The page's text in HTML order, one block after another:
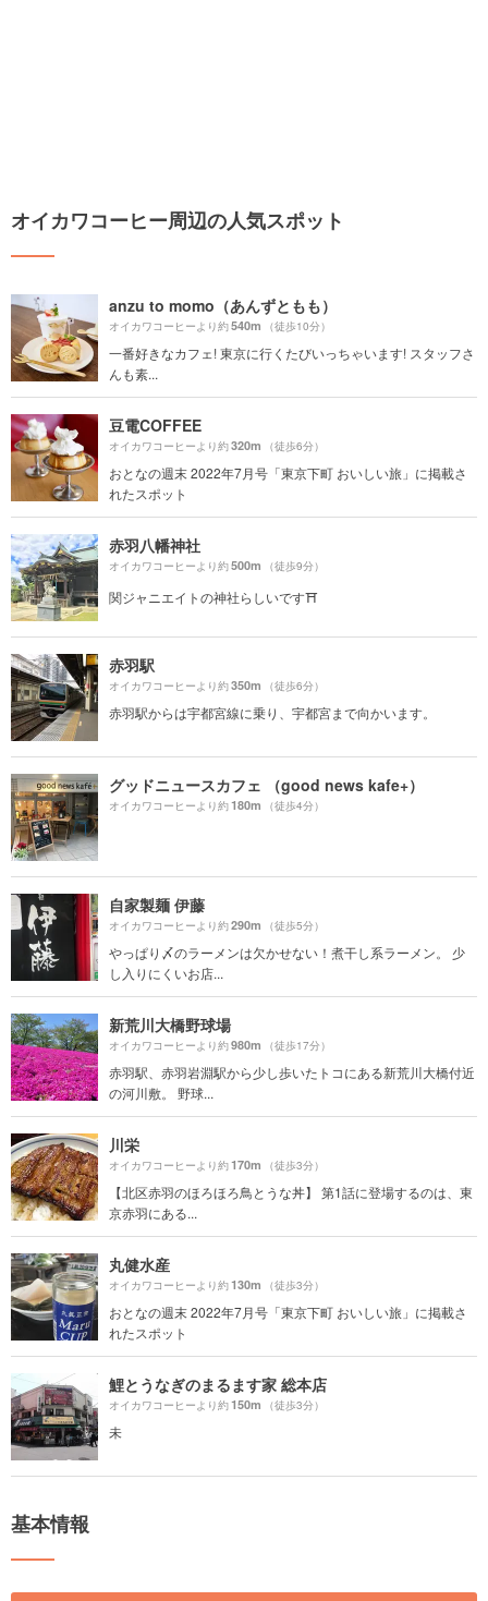
オイカワコーヒー周辺の人気スポット
anzu to momo（あんずともも）
オイカワコーヒーより約540m （徒歩10分）
一番好きなカフェ! 東京に行くたびいっちゃいます! スタッフさ
んも素...
豆電COFFEE
オイカワコーヒーより約320m （徒歩6分）
おとなの週末 2022年7月号「東京下町 おいしい旅」に掲載さ
れたスポット
赤羽八幡神社
オイカワコーヒーより約500m （徒歩9分）
関ジャニエイトの神社らしいです⛩
赤羽駅
オイカワコーヒーより約350m （徒歩6分）
赤羽駅からは宇都宮線に乗り、宇都宮まで向かいます。
グッドニュースカフェ （good news kafe+）
オイカワコーヒーより約180m （徒歩4分）
自家製麺 伊藤
オイカワコーヒーより約290m （徒歩5分）
やっぱり〆のラーメンは欠かせない！煮干し系ラーメン。 少
し入りにくいお店...
新荒川大橋野球場
オイカワコーヒーより約980m （徒歩17分）
赤羽駅、赤羽岩淵駅から少し歩いたトコにある新荒川大橋付近
の河川敷。 野球...
川栄
オイカワコーヒーより約170m （徒歩3分）
【北区赤羽のほろほろ鳥とうな丼】 第1話に登場するのは、東
京赤羽にある...
丸健水産
オイカワコーヒーより約130m （徒歩3分）
おとなの週末 2022年7月号「東京下町 おいしい旅」に掲載さ
れたスポット
鯉とうなぎのまるます家 総本店
オイカワコーヒーより約150m （徒歩3分）
未
基本情報